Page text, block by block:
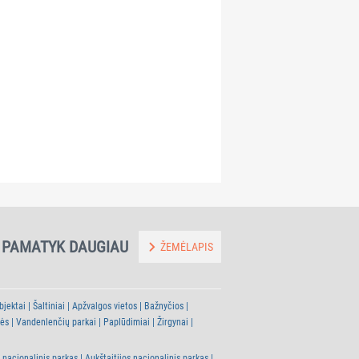
PAMATYK DAUGIAU ŽEMĖLAPIS
Šaltiniai Apžvalgos vietos
Bažnyčios
Vandenlenčių parkai Paplūdimiai
Žirgynai